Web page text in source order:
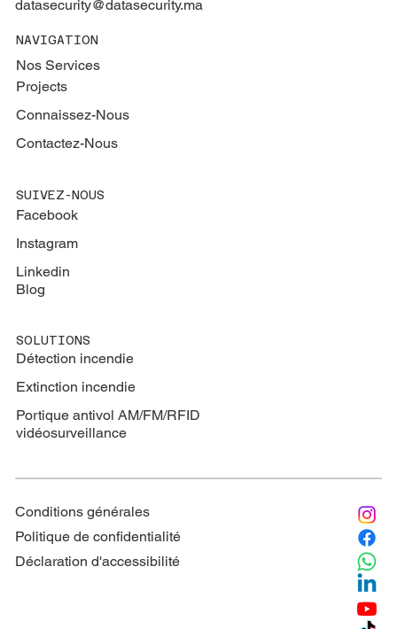
datasecurity@datasecurity.ma
NAVIGATION
Nos Services
Projects
Connaissez-Nous
Contactez-Nous
SUIVEZ-NOUS
Facebook
Instagram
Linkedin
Blog
SOLUTIONS
Détection incendie
Extinction incendie
Portique antivol AM/FM/RFID
vidéosurveillance
Conditions générales
Politique de confidentialité
Déclaration d'accessibilité